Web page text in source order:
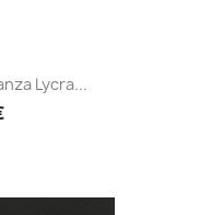
Lycra...